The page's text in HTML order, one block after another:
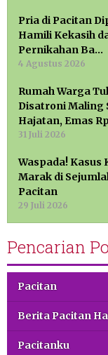
Pria di Pacitan
Hamili Kekasih
Pernikahan Ba…
4 Agustus 2026
Rumah Warga
Disatroni Maling
Hajatan, Emas
31 Juli 2026
Waspada! Kasus
Marak di
Pacitan
29 Juli 2026
Pencarian
Pacitan
Berita Pacitan
Pacitanku